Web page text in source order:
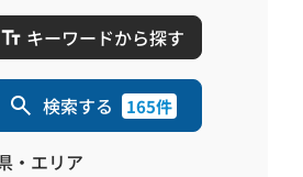
キーワードから探す
検索する 165件
・エリア